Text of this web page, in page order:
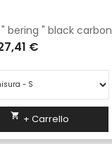
bering " black carbon
€
 + Carrello